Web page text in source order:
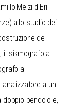
Melzi d'Eril
allo studio dei
del
il sismografo a
a
a un
pendolo e,